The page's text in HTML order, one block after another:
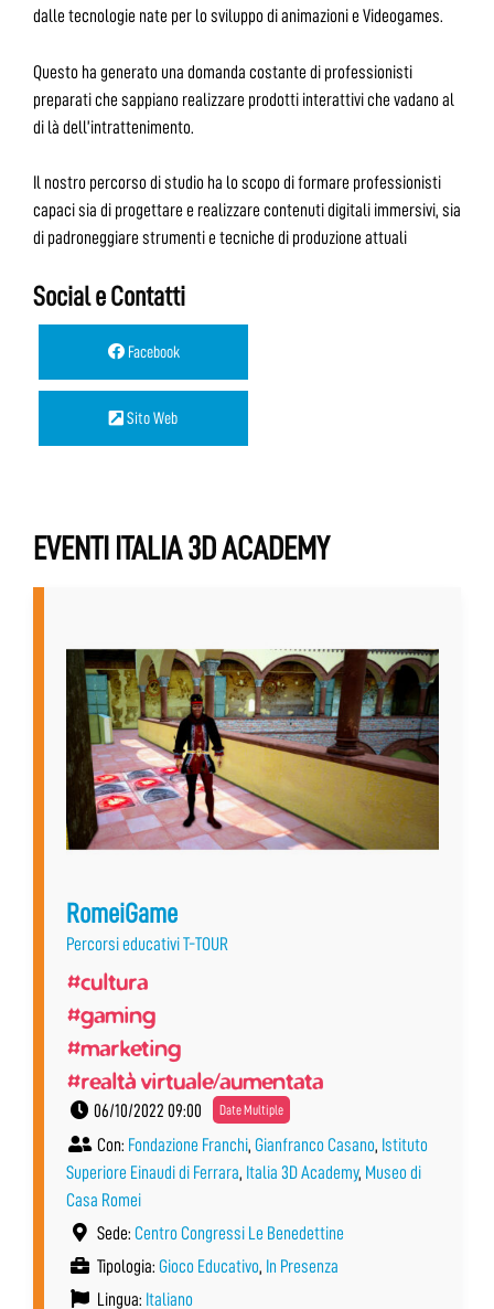
dalle tecnologie nate per lo sviluppo di animazioni e Videogames.
Questo ha generato una domanda costante di professionisti
preparati che sappiano realizzare prodotti interattivi che vadano al
di là dell’intrattenimento.
Il nostro percorso di studio ha lo scopo di formare professionisti
capaci sia di progettare e realizzare contenuti digitali immersivi, sia
di padroneggiare strumenti e tecniche di produzione attuali
Social e Contatti
Facebook
Sito Web
EVENTI ITALIA 3D ACADEMY
RomeiGame
Percorsi educativi T-TOUR
#cultura
#gaming
#marketing
#realtà virtuale/aumentata
06/10/2022 09:00 Date Multiple
Con: Fondazione Franchi, Gianfranco Casano, Istituto
Superiore Einaudi di Ferrara, Italia 3D Academy, Museo di
Casa Romei
Sede: Centro Congressi Le Benedettine
Tipologia: Gioco Educativo, In Presenza
Lingua: Italiano